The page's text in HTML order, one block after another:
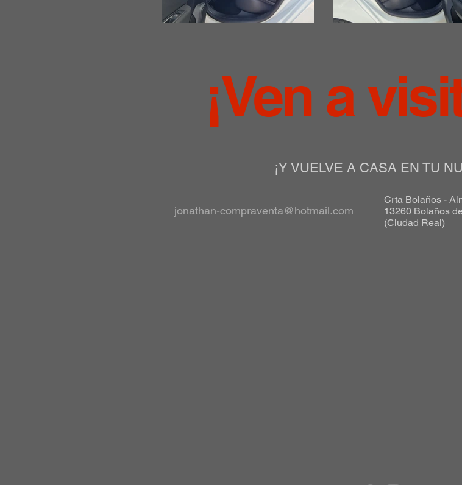
¡Ven a
¡Y VUELVE A CASA EN TU
jonathan-compraventa@hotmail.com
Crta Bolaños -
13260 Bolaños
(Ciudad Real)